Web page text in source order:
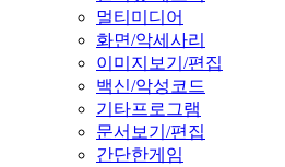
멀티미디어
화면/악세사리
이미지보기/편집
백신/악성코드
기타프로그램
문서보기/편집
간단한게임